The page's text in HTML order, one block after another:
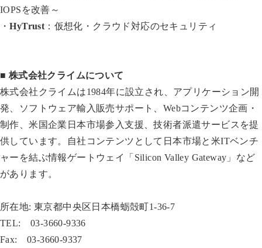
IOPSを改善～
・HyTrust ：仮想化・クラウド対応のセキュリティ
■ 株式会社クライムについて
株式会社クライムは1984年に設立され、アプリケーション開
発、ソフトウェア輸入販売サポート、Webコンテンツ企画・
制作、米国企業日本市場参入支援、技術者派遣サービスを提
供しています。自社コンテンツとして日本市場と米ITベンチ
ャーを結ぶ情報ゲートウェイ「Silicon Valley Gateway」など
があります。
所在地: 東京都中央区日本橋蛎殻町1-36-7
TEL: 03-3660-9336
Fax: 03-3660-9337